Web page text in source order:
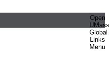
Open
UMass
Global
Links
Menu